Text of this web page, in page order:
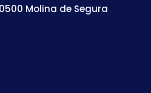
Molina de Segura